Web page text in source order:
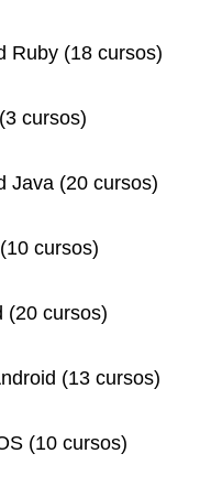
Ruby (18 cursos)
cursos)
Java (20 cursos)
cursos)
(20 cursos)
(13 cursos)
(10 cursos)